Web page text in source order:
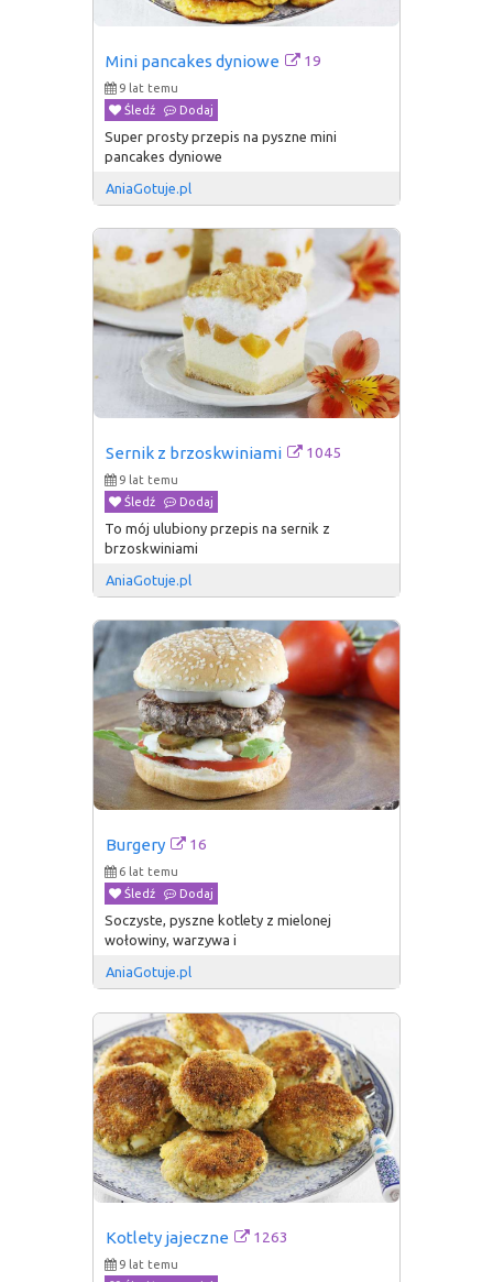
Mini pancakes dyniowe 19
9 lat temu
Śledź
Dodaj
Super prosty przepis na pyszne mini
pancakes dyniowe
AniaGotuje.pl
Sernik z brzoskwiniami 1045
9 lat temu
Śledź
Dodaj
To mój ulubiony przepis na sernik z
brzoskwiniami
AniaGotuje.pl
Burgery 16
6 lat temu
Śledź
Dodaj
Soczyste, pyszne kotlety z mielonej
wołowiny, warzywa i
AniaGotuje.pl
Kotlety jajeczne 1263
9 lat temu